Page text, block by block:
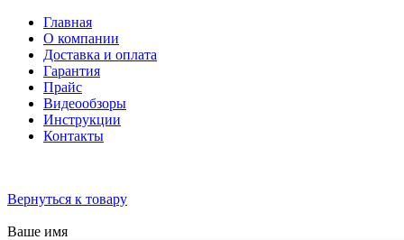
Главная
О компании
Доставка и оплата
Гарантия
Прайс
Видеообзоры
Инструкции
Контакты
Вернуться к товару
Ваше имя